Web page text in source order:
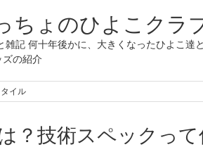
ちょのひよこクラ
雑記 何十年後かに、大きくなったひよこ達
の紹介
イル
？技術スペックって